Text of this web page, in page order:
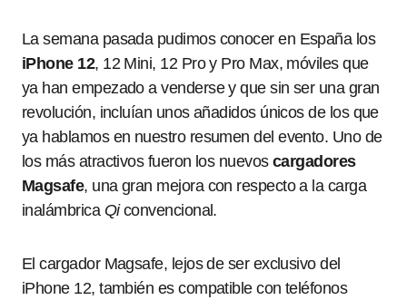
La semana pasada pudimos conocer en España los
iPhone 12, 12 Mini, 12 Pro y Pro Max, móviles que
ya han empezado a venderse y que sin ser una gran
revolución, incluían unos añadidos únicos de los que
ya hablamos en nuestro resumen del evento. Uno de
los más atractivos fueron los nuevoscargadores
Magsafe, una gran mejora con respecto a la carga
inalámbrica Qiconvencional.
El cargador Magsafe, lejos de ser exclusivo del
iPhone 12, también es compatible con teléfonos